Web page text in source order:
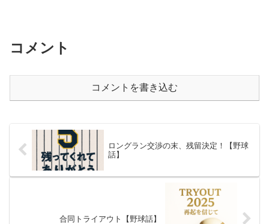
コメント
コメントを書き込む
ロングラン交渉の末、残留決定！【野球
話】
合同トライアウト【野球話】